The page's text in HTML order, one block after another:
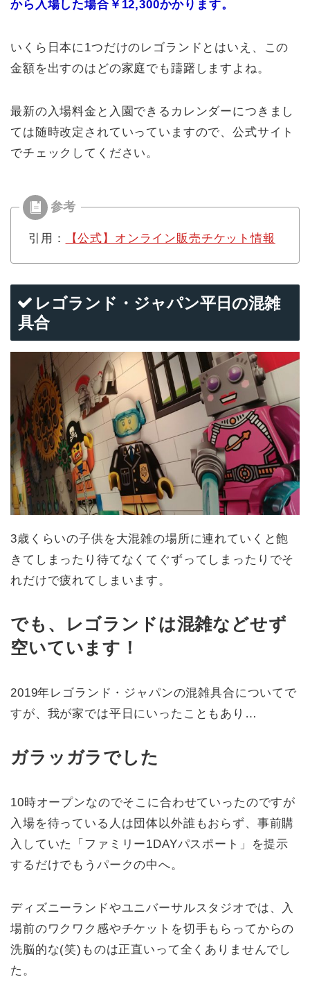
から入場した場合￥12,300かかります。
いくら日本に1つだけのレゴランドとはいえ、この
金額を出すのはどの家庭でも躊躇しますよね。
最新の入場料金と入園できるカレンダーにつきまし
ては随時改定されていっていますので、公式サイト
でチェックしてください。
引用： 【公式】オンライン販売チケット情報
レゴランド・ジャパン平日の混雑
具合
3歳くらいの子供を大混雑の場所に連れていくと飽
きてしまったり待てなくてぐずってしまったりでそ
れだけで疲れてしまいます。
でも、レゴランドは混雑などせず
空いています！
2019年レゴランド・ジャパンの混雑具合についてで
すが、我が家では平日にいったこともあり…
ガラッガラでした
10時オープンなのでそこに合わせていったのですが
入場を待っている人は団体以外誰もおらず、事前購
入していた「ファミリー1DAYパスポート」を提示
するだけでもうパークの中へ。
ディズニーランドやユニバーサルスタジオでは、入
場前のワクワク感やチケットを切手もらってからの
洗脳的な(笑)ものは正直いって全くありませんでし
た。